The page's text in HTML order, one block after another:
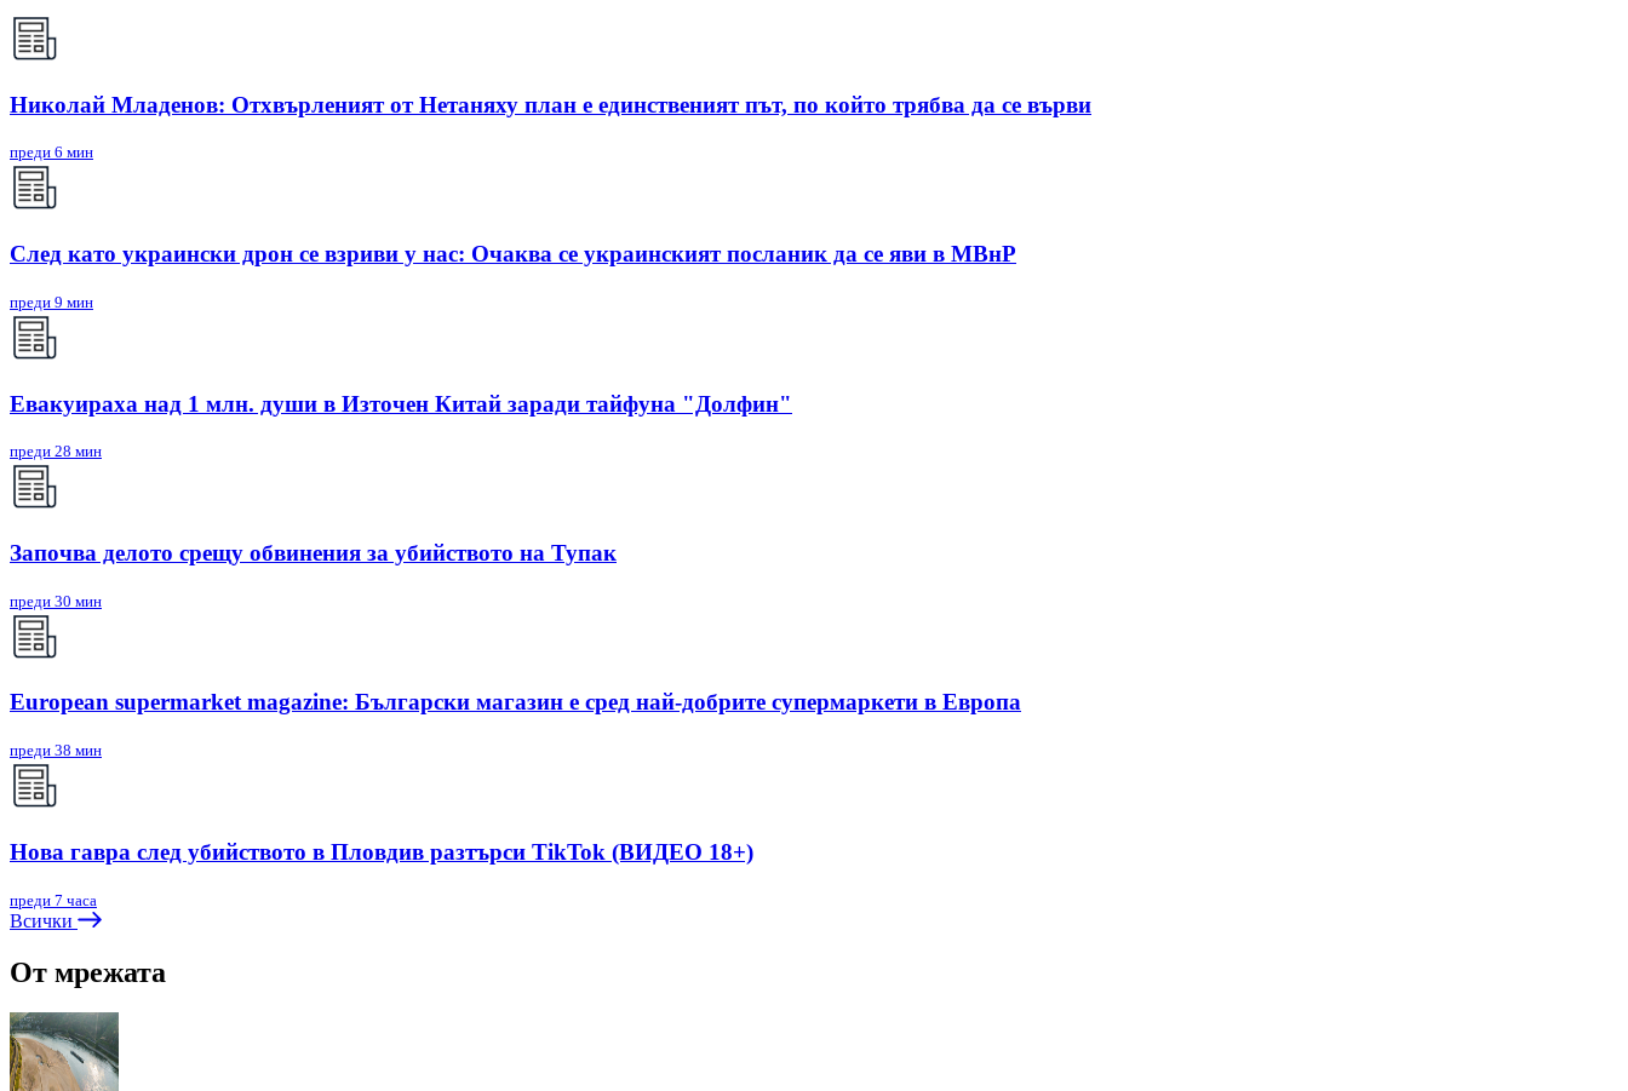
Николай Младенов: Отхвърленият от Нетаняху план е единственият път, по който трябва да се върви
преди 6 мин
След като украински дрон се взриви у нас: Очаква се украинският посланик да се яви в МВнР
преди 9 мин
Евакуираха над 1 млн. души в Източен Китай заради тайфуна "Долфин"
преди 28 мин
Започва делото срещу обвинения за убийството на Тупак
преди 30 мин
European supermarket magazine: Български магазин е сред най-добрите супермаркети в Европа
преди 38 мин
Нова гавра след убийството в Пловдив разтърси TikTok (ВИДЕО 18+)
преди 7 часа
Всички
От мрежата